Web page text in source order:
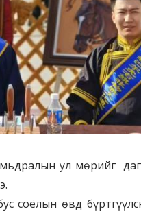
ул мөрийг
соёлын өвд